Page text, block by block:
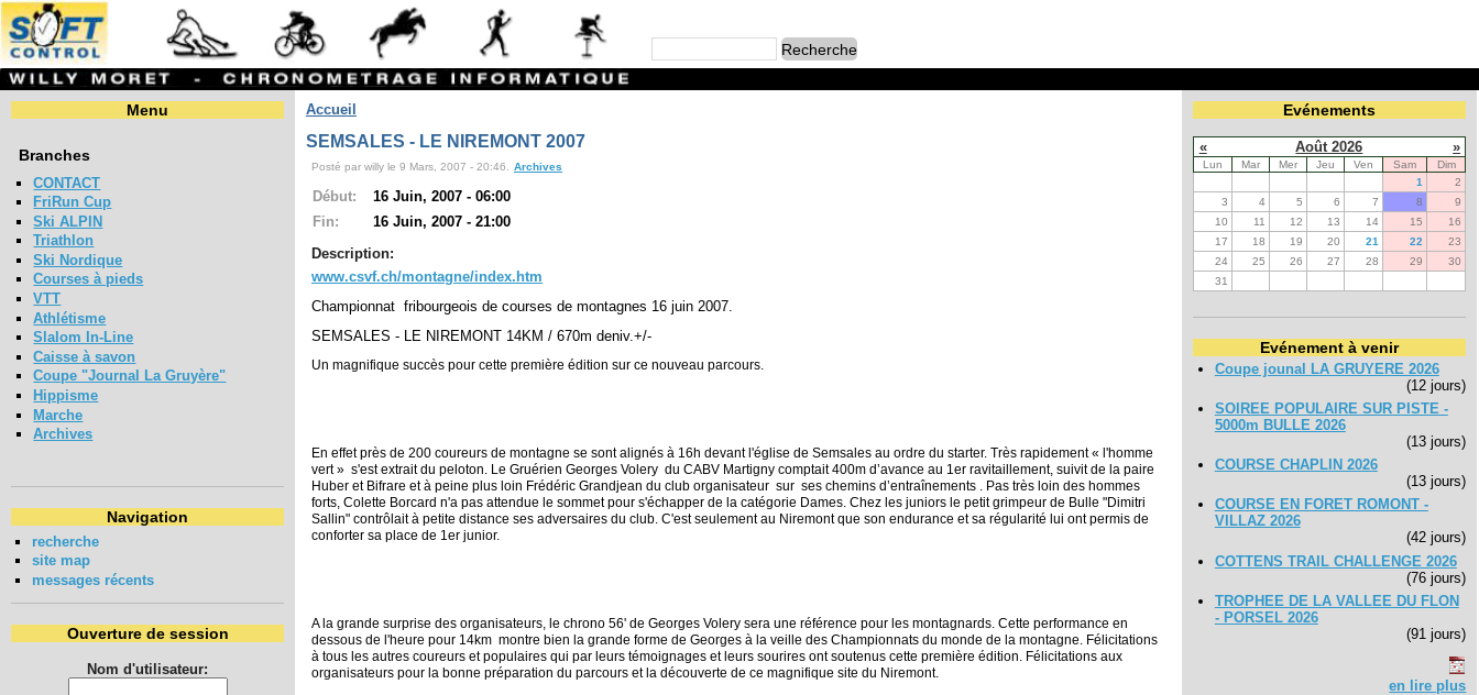
Menu
Branches
CONTACT
FriRun Cup
Ski ALPIN
Triathlon
Ski Nordique
Courses à pieds
VTT
Athlétisme
Slalom In-Line
Caisse à savon
Coupe "Journal La Gruyère"
Hippisme
Marche
Archives
Navigation
recherche
site map
messages récents
Ouverture de session
Nom d'utilisateur:
Accueil
SEMSALES - LE NIREMONT 2007
Posté par willy le 9 Mars, 2007 - 20:46. Archives
Début:
16 Juin, 2007 - 06:00
Fin:
16 Juin, 2007 - 21:00
Description:
www.csvf.ch/montagne/index.htm
Championnat fribourgeois de courses de montagnes 16 juin 2007.
SEMSALES - LE NIREMONT 14KM / 670m deniv.+/-
Un magnifique succès pour cette première édition sur ce nouveau parcours.
En effet près de 200 coureurs de montagne se sont alignés à 16h devant l'église de Semsales au ordre du starter. Très rapidement « l'homme
vert » s'est extrait du peloton. Le Gruérien Georges Volery du CABV Martigny comptait 400m d’avance au 1er ravitaillement, suivit de la paire
Huber et Bifrare et à peine plus loin Frédéric Grandjean du club organisateur sur ses chemins d’entraînements . Pas très loin des hommes
forts, Colette Borcard n'a pas attendue le sommet pour s'échapper de la catégorie Dames. Chez les juniors le petit grimpeur de Bulle "Dimitri
Sallin" contrôlait à petite distance ses adversaires du club. C'est seulement au Niremont que son endurance et sa régularité lui ont permis de
conforter sa place de 1er junior.
A la grande surprise des organisateurs, le chrono 56' de Georges Volery sera une référence pour les montagnards. Cette performance en
dessous de l'heure pour 14km montre bien la grande forme de Georges à la veille des Championnats du monde de la montagne. Félicitations
à tous les autres coureurs et populaires qui par leurs témoignages et leurs sourires ont soutenus cette première édition. Félicitations aux
organisateurs pour la bonne préparation du parcours et la découverte de ce magnifique site du Niremont.
Evénements
« Août 2026 »
Lun Mar Mer Jeu Ven Sam
Dim
1
2
3
4 5 6 7 8
9
10
11 12 13 14 15
16
17
18 19 20 21 22
23
24
25 26 27 28 29
30
31
Evénement à venir
Coupe jounal LA GRUYERE 2026
(12 jours)
SOIREE POPULAIRE SUR PISTE -
5000m BULLE 2026
(13 jours)
COURSE CHAPLIN 2026
(13 jours)
COURSE EN FORET ROMONT -
VILLAZ 2026
(42 jours)
COTTENS TRAIL CHALLENGE 2026
(76 jours)
TROPHEE DE LA VALLEE DU FLON
- PORSEL 2026
(91 jours)
en lire plus